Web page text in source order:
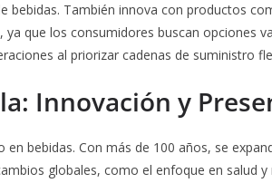
bebidas. También innova con productos
ya que los consumidores buscan opciones
al priorizar cadenas de suministro
Innovación y
en bebidas. Con más de 100 años, se
globales, como el enfoque en salud